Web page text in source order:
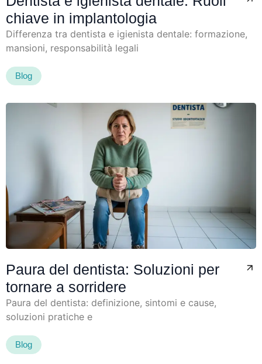
chiave in implantologia
Differenza tra dentista e igienista dentale: formazione,
mansioni, responsabilità legali
Blog
Paura del dentista: Soluzioni per
tornare a sorridere
Paura del dentista: definizione, sintomi e cause,
soluzioni pratiche e
Blog